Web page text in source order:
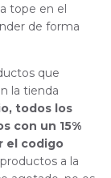
tope en el
de forma
que
la tienda
todos los
con un 15%
el codigo
a la